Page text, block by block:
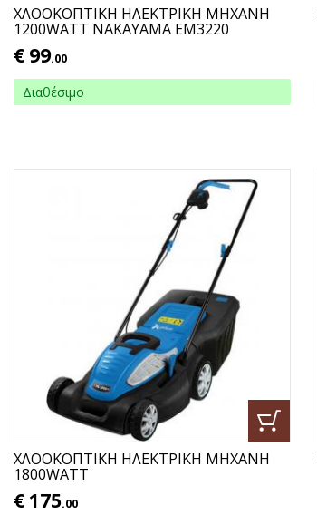
ΧΛΟΟΚΟΠΤΙΚΗ ΗΛΕΚΤΡΙΚΗ ΜΗΧΑΝΗ
1200WATT NAKAYAMA EM3220
€ 99.00
Διαθέσιμο
ΧΛΟΟΚΟΠΤΙΚΗ ΗΛΕΚΤΡΙΚΗ ΜΗΧΑΝΗ
1800WATT
€ 175.00